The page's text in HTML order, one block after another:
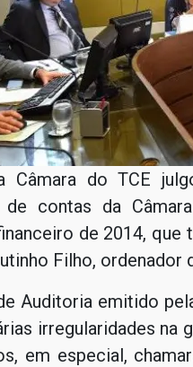
Câmara do TCE
de contas da
de 2014,
Filho, ordenador
Auditoria emitido
irregularidades na
em especial,